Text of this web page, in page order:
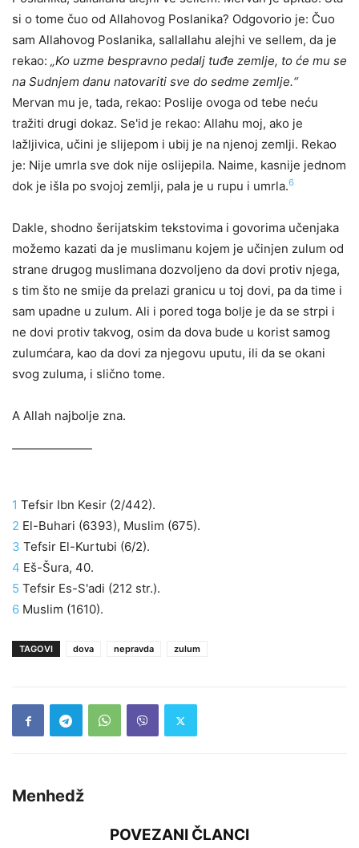
si o tome čuo od Allahovog Poslanika? Odgovorio je: Čuo
sam Allahovog Poslanika, sallallahu alejhi ve sellem, da je
rekao: „Ko uzme bespravno pedalj tuđe zemlje, to će mu se
na Sudnjem danu natovariti sve do sedme zemlje.“
Mervan mu je, tada, rekao: Poslije ovoga od tebe neću
tražiti drugi dokaz. Se'id je rekao: Allahu moj, ako je
lažljivica, učini je slijepom i ubij je na njenoj zemlji. Rekao
je: Nije umrla sve dok nije oslijepila. Naime, kasnije jednom
dok je išla po svojoj zemlji, pala je u rupu i umrla.6
Dakle, shodno šerijatskim tekstovima i govorima učenjaka
možemo kazati da je muslimanu kojem je učinjen zulum od
strane drugog muslimana dozvoljeno da dovi protiv njega,
s tim što ne smije da prelazi granicu u toj dovi, pa da time i
sam upadne u zulum. Ali i pored toga bolje je da se strpi i
ne dovi protiv takvog, osim da dova bude u korist samog
zulumćara, kao da dovi za njegovu uputu, ili da se okani
svog zuluma, i slično tome.
A Allah najbolje zna.
1 Tefsir Ibn Kesir (2/442).
2 El-Buhari (6393), Muslim (675).
3 Tefsir El-Kurtubi (6/2).
4 Eš-Šura, 40.
5 Tefsir Es-S'adi (212 str.).
6 Muslim (1610).
TAGOVI dova nepravda zulum
Menhedž
POVEZANI ČLANCI